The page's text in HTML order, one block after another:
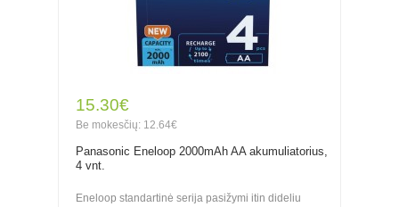
15.30€
Be mokesčių: 12.64€
Panasonic Eneloop 2000mAh AA akumuliatorius,
4 vnt.
Eneloop standartinė serija pasižymi itin dideliu